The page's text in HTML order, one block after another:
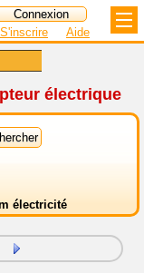
S'inscrire Aide
électrique
électricité